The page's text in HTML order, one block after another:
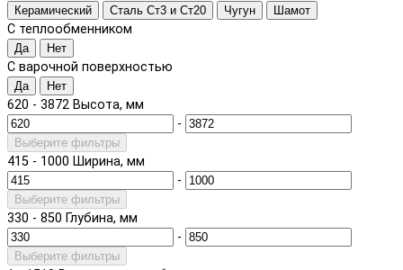
Керамический Сталь Ст3 и Ст20 Чугун Шамот
С теплообменником
Да Нет
С варочной поверхностью
Да Нет
620 - 3872 Высота, мм
-
Выберите фильтры
415 - 1000 Ширина, мм
-
Выберите фильтры
330 - 850 Глубина, мм
-
Выберите фильтры